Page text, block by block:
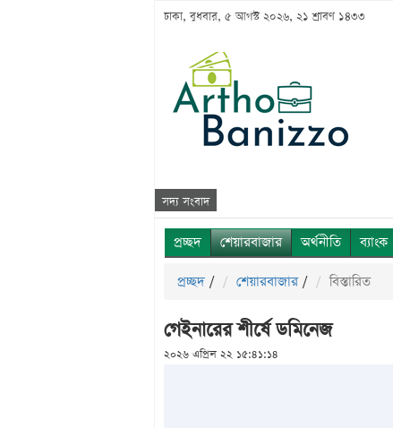
ঢাকা, বুধবার, ৫ আগস্ট ২০২৬, ২১ শ্রাবণ ১৪৩৩
সদ্য সংবাদ
প্রচ্ছদ শেয়ারবাজার অর্থনীতি ব্যাংক
প্রচ্ছদ / শেয়ারবাজার / বিস্তারিত
গেইনারের শীর্ষে ডমিনেজ
২০২৬ এপ্রিল ২২ ১৫:৪১:১৪